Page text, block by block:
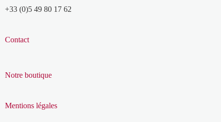
+33 (0)5 49 80 17 62
Contact
Notre boutique
Mentions légales